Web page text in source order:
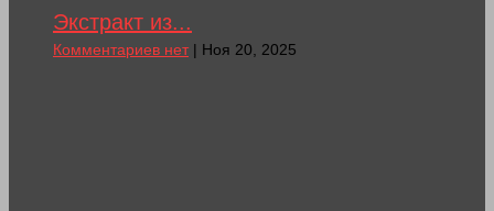
Экстракт из...
Комментариев нет| Ноя 20, 2025